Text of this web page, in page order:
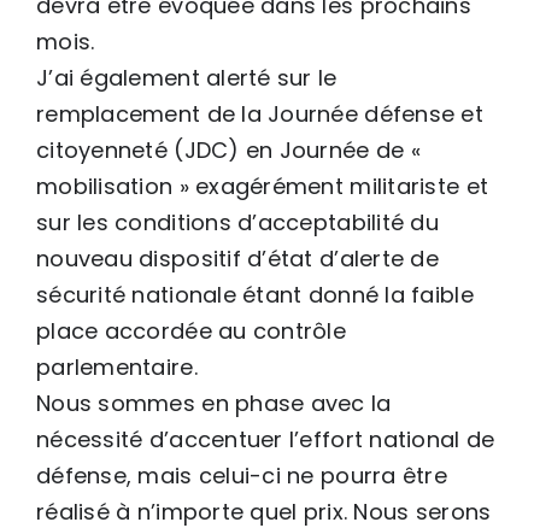
mois.
J’ai également alerté sur le
remplacement de la Journée défense et
citoyenneté (JDC) en Journée de «
mobilisation » exagérément militariste et
sur les conditions d’acceptabilité du
nouveau dispositif d’état d’alerte de
sécurité nationale étant donné la faible
place accordée au contrôle
parlementaire.
Nous sommes en phase avec la
nécessité d’accentuer l’effort national de
défense, mais celui-ci ne pourra être
réalisé à n’importe quel prix. Nous serons